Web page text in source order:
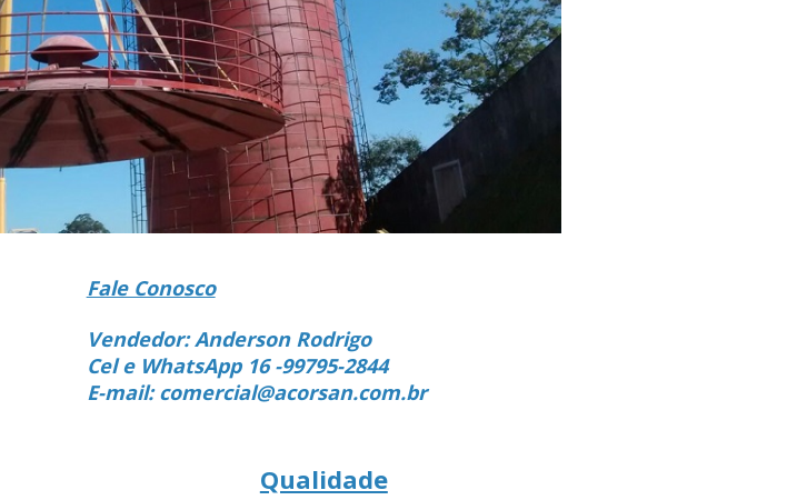
Fale Conosco
Vendedor: Anderson Rodrigo
Cel e WhatsApp 16 -99795-2844
E-mail: comercial@acorsan.com.br
Qualidade